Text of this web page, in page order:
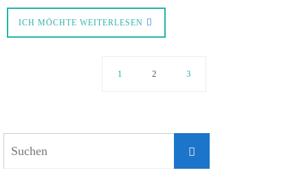
ICH MÖCHTE WEITERLESEN
1 2 3
Suchen